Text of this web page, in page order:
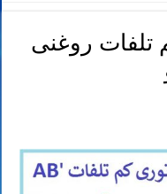
تلفات روغنی